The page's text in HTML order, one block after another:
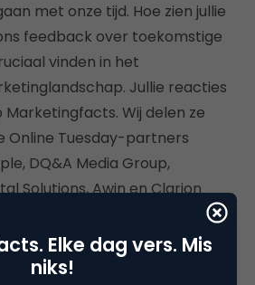
met onze tijd. Hoe zien jullie
feedback over toekomstige
vinden in het
Jullie reacties
Marketingfacts. Wij delen ze
Online Tuesday-partners
DQ&A Media Group,
Solutions, Awin en Clarion
Elke dag vers. Mis
niks!